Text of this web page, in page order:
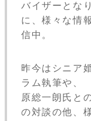
バイザーとな
に、様々な情
信中。
昨今はシニア
ラム執筆や、
原総一朗氏と
の対談の他、